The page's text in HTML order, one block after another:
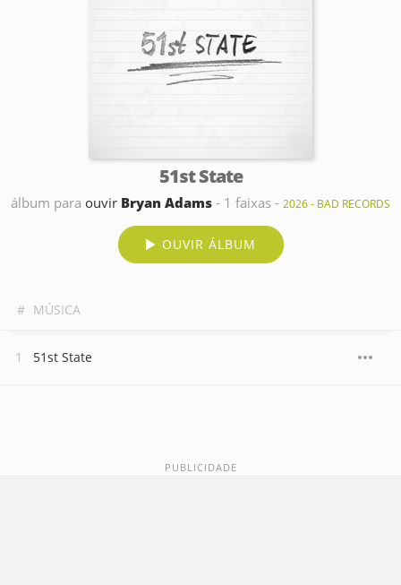
51st State
álbum para ouvir Bryan Adams - 1 faixas - 2026 - BAD RECORDS
OUVIR ÁLBUM
# MÚSICA
51st State